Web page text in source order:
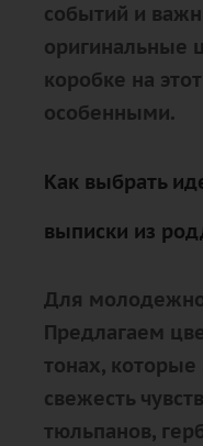
событий и
оригинальные
коробке на
особенными.
Как выбрать
выписки из
Для
Предлагаем
тонах, которые
свежесть
тюльпанов,